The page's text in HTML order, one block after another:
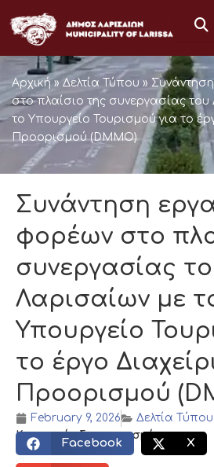
to
content
Αρχική » Δελτία Τύπου »
στο πλαίσιο της συνεργασίας
το Υπουργείο Τουρισμού για το
Προορισμού (DMMO)
Συνάντηση
φορέων στο
συνεργασίας
Λαρισαίων με
Υπουργείο
το έργο
Προορισμού
February 9, 2026
Δελτία Τύπου
Κοινωνικός διαμοιρασμός:
Facebook X